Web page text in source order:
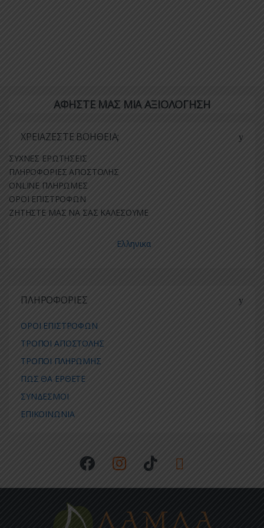
ΑΦΗΣΤΕ ΜΑΣ ΜΙΑ ΑΞΙΟΛΟΓΗΣΗ
ΧΡΕΙΑΖΕΣΤΕ ΒΟΗΘΕΙΑ;
ΣΥΧΝΕΣ ΕΡΩΤΗΣΕΙΣ
ΠΛΗΡΟΦΟΡΙΕΣ ΑΠΟΣΤΟΛΗΣ
ONLINE ΠΛΗΡΩΜΕΣ
ΟΡΟΙ ΕΠΙΣΤΡΟΦΩΝ
ΖΗΤΗΣΤΕ ΜΑΣ ΝΑ ΣΑΣ ΚΑΛΕΣΟΥΜΕ
Ελληνικα
ΠΛΗΡΟΦΟΡΙΕΣ
ΟΡΟΙ ΕΠΙΣΤΡΟΦΩΝ
ΤΡΟΠΟΙ ΑΠΟΣΤΟΛΗΣ
ΤΡΟΠΟΙ ΠΛΗΡΩΜΗΣ
ΠΩΣ ΘΑ ΕΡΘΕΤΕ
ΣΥΝΔΕΣΜΟΙ
ΕΠΙΚΟΙΝΩΝΙΑ